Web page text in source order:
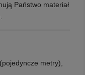
Państwo materiał
metry),